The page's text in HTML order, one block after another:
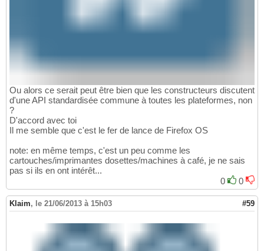
Ou alors ce serait peut être bien que les constructeurs discutent
d'une API standardisée commune à toutes les plateformes, non
?
D'accord avec toi
Il me semble que c'est le fer de lance de Firefox OS
note: en même temps, c'est un peu comme les
cartouches/imprimantes dosettes/machines à café, je ne sais
pas si ils en ont intérêt...
0
0
Klaim, le 21/06/2013 à 15h03 #59